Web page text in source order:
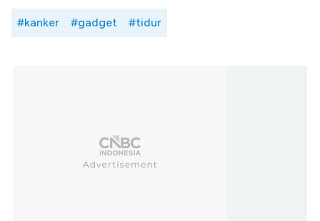
#kanker #gadget #tidur